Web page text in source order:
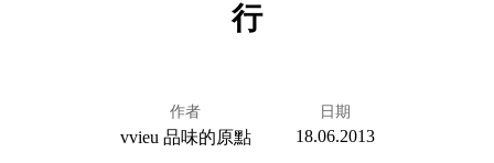
行
作者
vvieu 品味的原點
日期
18.06.2013